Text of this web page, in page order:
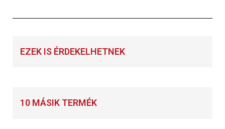
EZEK IS ÉRDEKELHETNEK
10 MÁSIK TERMÉK